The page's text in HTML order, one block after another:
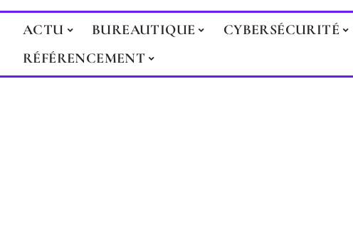
ACTU BUREAUTIQUE CYBERSÉCURITÉ
RÉFÉRENCEMENT